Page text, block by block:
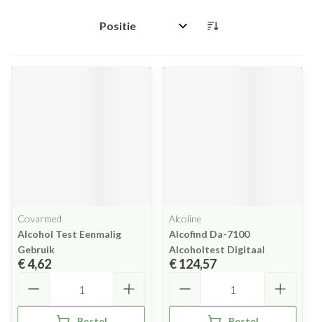
Sorteer op:
Covarmed
Alcohol Test Eenmalig
Gebruik
€ 4,62
Alcoline
Alcofind Da-7100
Alcoholtest Digitaal
€ 124,57